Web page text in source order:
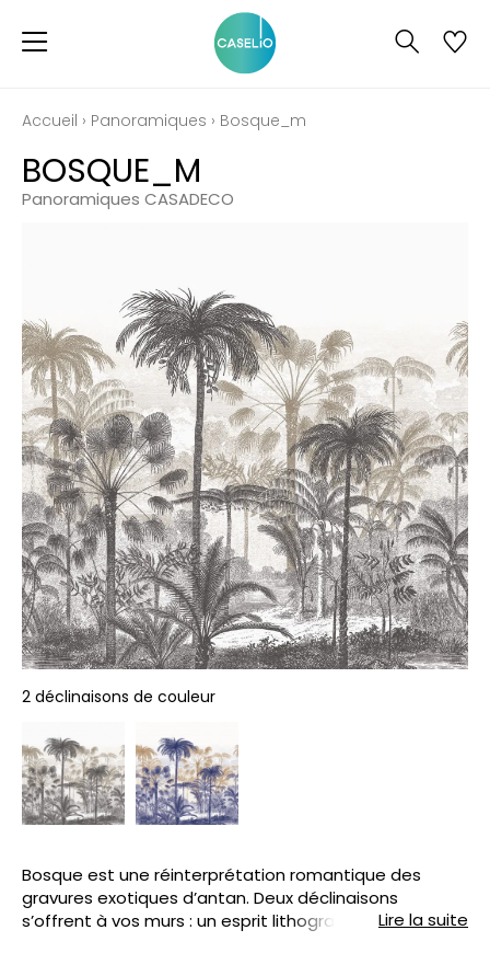
Accueil › Panoramiques › Bosque_m
BOSQUE_M
Panoramiques CASADECO
2 déclinaisons de couleur
Bosque est une réinterprétation romantique des
gravures exotiques d’antan. Deux déclinaisons
s’offrent à vos murs : un esprit lithographie dans les
Lire la suite